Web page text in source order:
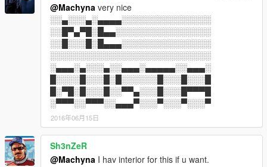
@Machyna very nice
░░▄░░░▄░▄▄▄▄░░░░░░░░░░░░░░░
░░█▀▄▀█░█▄▄░░░░░░░░░░░░░░░░
░░█░░░█░█▄▄▄░░░░░░░░░░░░░░░
░░░░░░░░░░░░░░░░░░░░░░░░░░░
░▄▄▄░▄░░░▄░░▄▄▄░▄▄▄▄▄░░▄▄▄░
█░░░░█░░░█░█░░░░░░█░░░█░░░█
█░▀█░█░░░█░░▀▀▄░░░█░░░█▀▀▀█
░▀▀▀░░▀▀▀░░▄▄▄▀░░░▀░░░▀░░░▀
2016年06月15日
Sh3nZeR
@Machyna I hav interior for this if u want.